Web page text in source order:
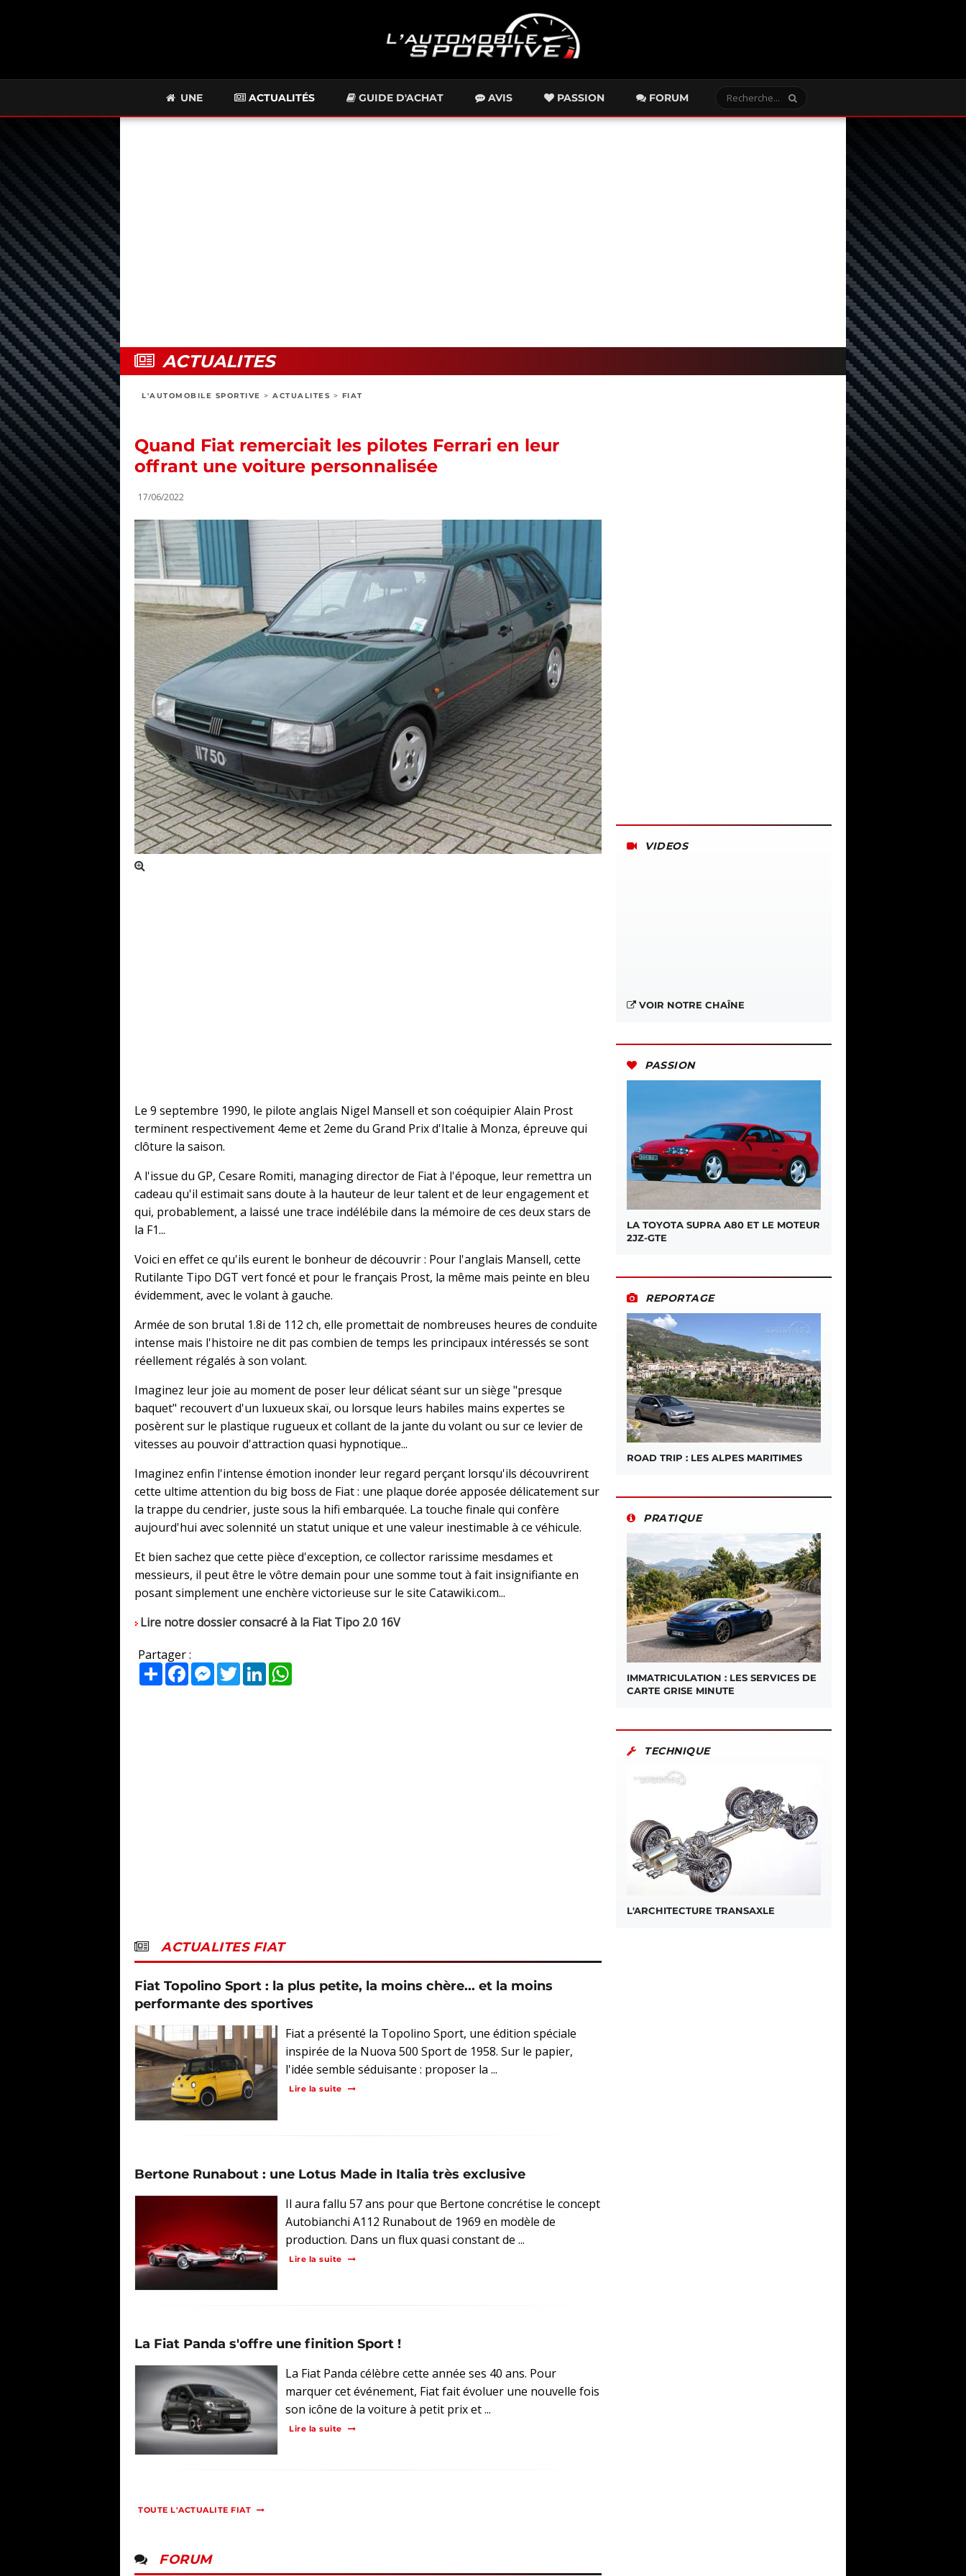
UNE ACTUALITÉS GUIDE D'ACHAT AVIS PASSION FORUM
ACTUALITES
L'AUTOMOBILE SPORTIVE > ACTUALITES > FIAT
Quand Fiat remerciait les pilotes Ferrari en leur
offrant une voiture personnalisée
17/06/2022
Le 9 septembre 1990, le pilote anglais Nigel Mansell et son coéquipier Alain Prost
terminent respectivement 4eme et 2eme du Grand Prix d'Italie à Monza, épreuve qui
clôture la saison.
A l'issue du GP, Cesare Romiti, managing director de Fiat à l'époque, leur remettra un
cadeau qu'il estimait sans doute à la hauteur de leur talent et de leur engagement et
qui, probablement, a laissé une trace indélébile dans la mémoire de ces deux stars de
la F1...
Voici en effet ce qu'ils eurent le bonheur de découvrir : Pour l'anglais Mansell, cette
Rutilante Tipo DGT vert foncé et pour le français Prost, la même mais peinte en bleu
évidemment, avec le volant à gauche.
Armée de son brutal 1.8i de 112 ch, elle promettait de nombreuses heures de conduite
intense mais l'histoire ne dit pas combien de temps les principaux intéressés se sont
réellement régalés à son volant.
Imaginez leur joie au moment de poser leur délicat séant sur un siège "presque
baquet" recouvert d'un luxueux skaï, ou lorsque leurs habiles mains expertes se
posèrent sur le plastique rugueux et collant de la jante du volant ou sur ce levier de
vitesses au pouvoir d'attraction quasi hypnotique...
Imaginez enfin l'intense émotion inonder leur regard perçant lorsqu'ils découvrirent
cette ultime attention du big boss de Fiat : une plaque dorée apposée délicatement sur
la trappe du cendrier, juste sous la hifi embarquée. La touche finale qui confère
aujourd'hui avec solennité un statut unique et une valeur inestimable à ce véhicule.
Et bien sachez que cette pièce d'exception, ce collector rarissime mesdames et
messieurs, il peut être le vôtre demain pour une somme tout à fait insignifiante en
posant simplement une enchère victorieuse sur le site Catawiki.com...
Lire notre dossier consacré à la Fiat Tipo 2.0 16V
Partager :
PartagerFacebookMessenger
TwitterLinkedIn
ACTUALITES FIAT
Fiat Topolino Sport : la plus petite, la moins chère... et la moins
performante des sportives
Fiat a présenté la Topolino Sport, une édition spéciale
inspirée de la Nuova 500 Sport de 1958. Sur le papier,
l'idée semble séduisante : proposer la ...
Lire la suite
Bertone Runabout : une Lotus Made in Italia très exclusive
Il aura fallu 57 ans pour que Bertone concrétise le concept
Autobianchi A112 Runabout de 1969 en modèle de
production. Dans un flux quasi constant de ...
Lire la suite
La Fiat Panda s'offre une finition Sport !
La Fiat Panda célèbre cette année ses 40 ans. Pour
marquer cet événement, Fiat fait évoluer une nouvelle fois
son icône de la voiture à petit prix et ...
Lire la suite
TOUTE L'ACTUALITE FIAT
FORUM
VIDEOS
VOIR NOTRE CHAÎNE
PASSION
LA TOYOTA SUPRA A80 ET LE MOTEUR
2JZ-GTE
REPORTAGE
ROAD TRIP : LES ALPES MARITIMES
PRATIQUE
IMMATRICULATION : LES SERVICES DE
CARTE GRISE MINUTE
TECHNIQUE
L'ARCHITECTURE TRANSAXLE